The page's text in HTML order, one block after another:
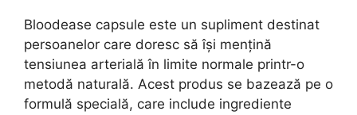
Bloodease capsule este un supliment destinat
persoanelor care doresc să își mențină
tensiunea arterială în limite normale printr-o
metodă naturală. Acest produs se bazează pe o
formulă specială, care include ingrediente